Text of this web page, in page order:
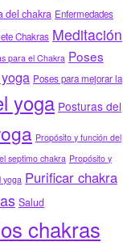
del chakra Enfermedades
Chakras Meditación
para el Chakra Poses
Poses para mejorar la
yoga Posturas del
Propósito y función del
septimo chakra Propósito y
yoga Purificar chakra
Salud
chakras